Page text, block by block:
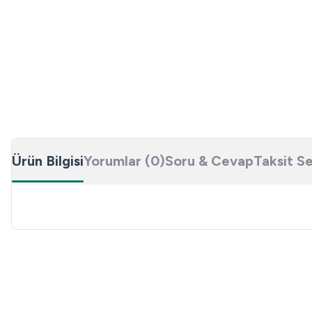
Ürün BilgisiYorumlar (0)Soru & CevapTaksit